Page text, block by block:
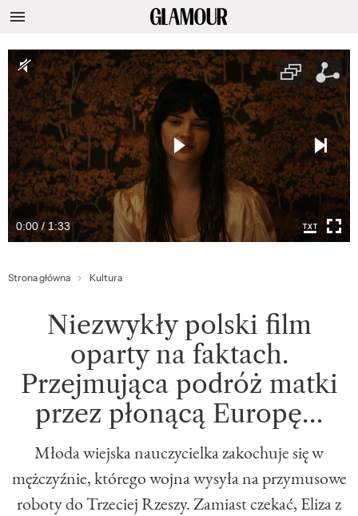
0:00 / 1:33
Strona główna Kultura
Niezwykły polski film
oparty na faktach.
Przejmująca podróż matki
przez płonącą Europę…
Młoda wiejska nauczycielka zakochuje się w
mężczyźnie, którego wojna wysyła na przymusowe
roboty do Trzeciej Rzeszy. Zamiast czekać, Eliza z